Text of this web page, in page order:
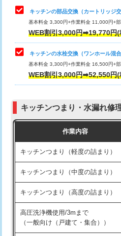
給水管工事※（塩ビ管（VP・HI）使
用/3ｍまで)
給水管工事※（塩ビ管（VP・HI）
用（追加）/3ｍ超え)
給水管工事※（ライニング鋼管・
管・ポリ管・HT管使用/3ｍまで)
管・ポリ管・HT管使用/3ｍ超え)
排水管工事（土の掘削・埋め戻し作
排水管工事（排水管工事/3ｍまで）
排水管工事（追加 排水管工事/3ｍ
マス交換（土の掘削・埋め戻し作業
マス交換（深さ50㎝未満）
理・調整・分解・加工など（中作業
止水・漏水調査・防水処理・清掃
理・調整・分解・加工など（重作
お風呂タンク脱着
その他部品の脱着
式・ワンホール）)
交換・取付(排水栓・排水トラップ
持込商品取付（単水栓）
キッチンの部品交換（カートリッジ交
基本料金 3,300円+作業料金 11,000円+
WEB割引3,000円➡19,770円(
キッチンの水栓交換（ワンホール混合
基本料金 3,300円+作業料金 16,500円+
WEB割引3,000円➡52,550円(
キッチンつまり・水漏れ修
作業内容
キッチンつまり（軽度の詰まり）
キッチンつまり（中度の詰まり）
キッチンつまり（高度の詰まり）
高圧洗浄機使用/3mまで
（一般向け（戸建て・集合））